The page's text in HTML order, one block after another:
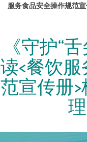
服务食品安全操作规范
《守护“
读<餐饮
范宣传册